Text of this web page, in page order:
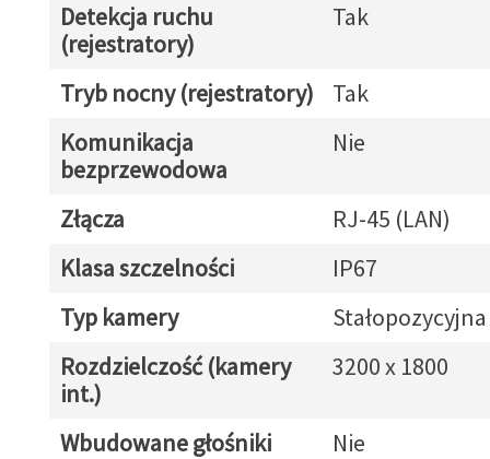
Detekcja ruchu
(rejestratory)
Tak
Tryb nocny (rejestratory)
Tak
Komunikacja
bezprzewodowa
Nie
Złącza
RJ-45 (LAN)
Klasa szczelności
IP67
Typ kamery
Stałopozycyjna
Rozdzielczość (kamery
int.)
3200 x 1800
Wbudowane głośniki
Nie